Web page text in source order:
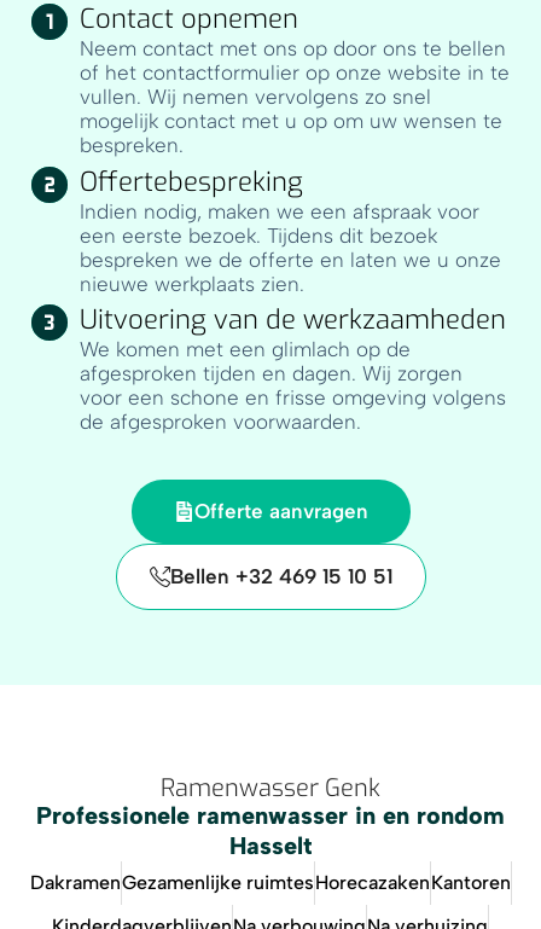
Contact opnemen
Neem contact met ons op door ons te bellen
of het contactformulier op onze website in te
vullen. Wij nemen vervolgens zo snel
mogelijk contact met u op om uw wensen te
bespreken.
Offertebespreking
Indien nodig, maken we een afspraak voor
een eerste bezoek. Tijdens dit bezoek
bespreken we de offerte en laten we u onze
nieuwe werkplaats zien.
Uitvoering van de werkzaamheden
We komen met een glimlach op de
afgesproken tijden en dagen. Wij zorgen
voor een schone en frisse omgeving volgens
de afgesproken voorwaarden.
Offerte aanvragen
Bellen +32 469 15 10 51
Ramenwasser Genk
Professionele ramenwasser in en rondom
Hasselt
DakramenGezamenlijke ruimtesHorecazakenKantoren